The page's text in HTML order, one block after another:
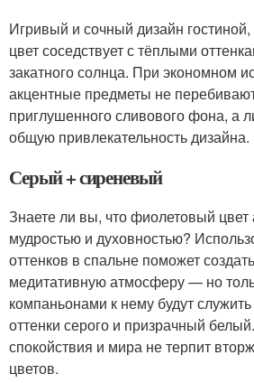
Игривый и сочный дизайн
цвет соседствует с тёплыми
закатного солнца. При экономном
акцентные предметы не
приглушенного сливового фона, а
общую привлекательность дизайна.
Серый + сиреневый
Знаете ли вы, что фиолетовый цвет
мудростью и духовностью?
оттенков в спальне поможет
медитативную атмосферу — но
компаньонами к нему будут
оттенки серого и призрачный
спокойствия и мира не терпит
цветов.